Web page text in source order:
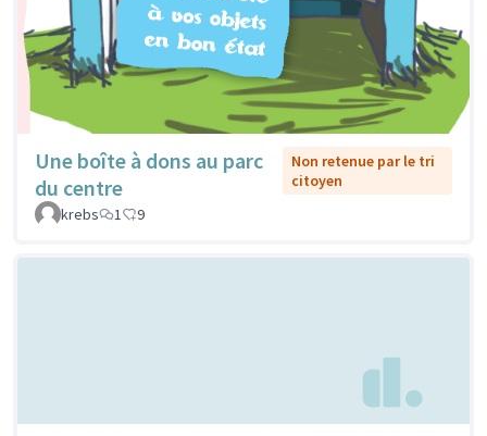
Une boîte à dons au parc
du centre
Non retenue par le tri
citoyen
krebs
1 9